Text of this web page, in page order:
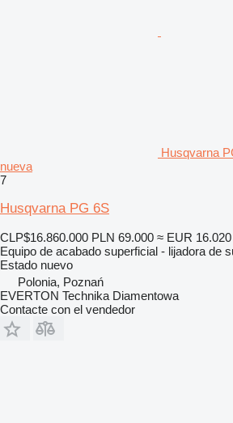
Husqvarna
nueva
7
Husqvarna PG 6S
CLP$16.860.000 PLN 69.000 ≈ EUR 16.020
Equipo de acabado superficial - lijadora de
Estado nuevo
Polonia, Poznań
EVERTON Technika Diamentowa
Contacte con el vendedor